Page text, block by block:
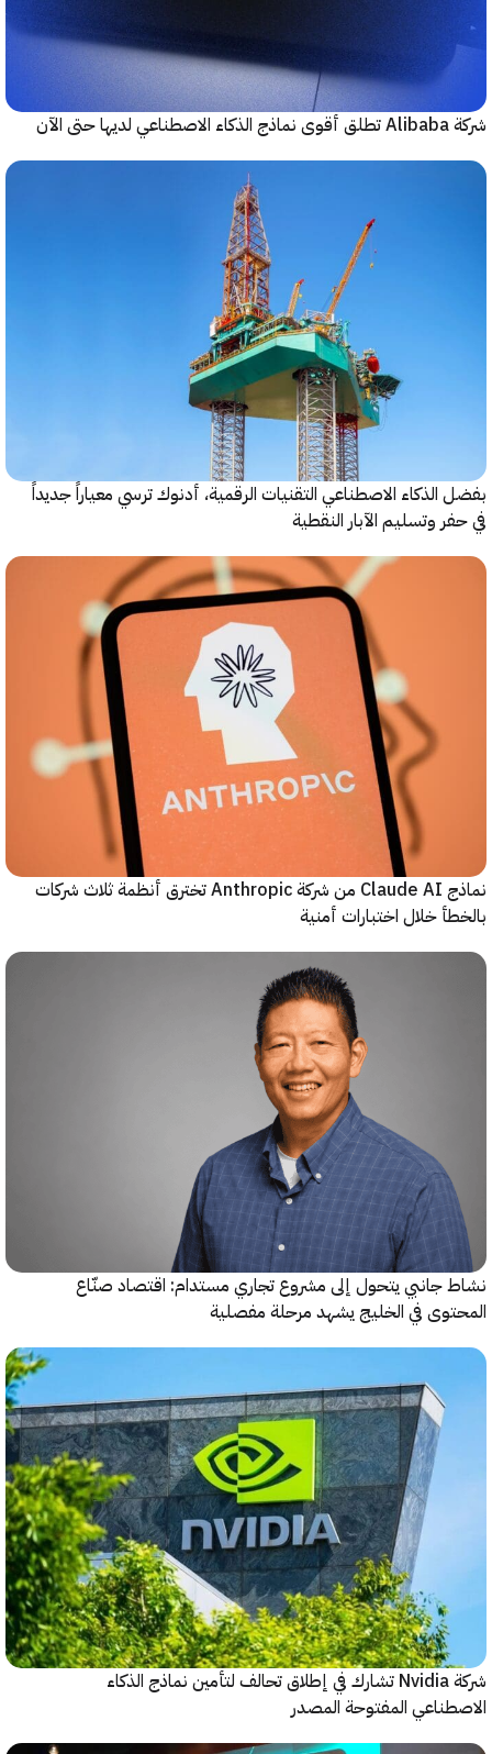
الاصطناعي التقنيات الرقمية، أدنوك ترسي معياراً جديداً
وتسليم الآبار النقطية
نماذج Claude AI من شركة Anthropic تخترق أنظمة ثلاث شركات
خلال اختبارات أمنية
جانبي يتحول إلى مشروع تجاري مستدام: اقتصاد صنّاع
في الخليج يشهد مرحلة مفصلية
شركة Nvidia تشارك في إطلاق تحالف لتأمين نماذج الذكاء
المفتوحة المصدر